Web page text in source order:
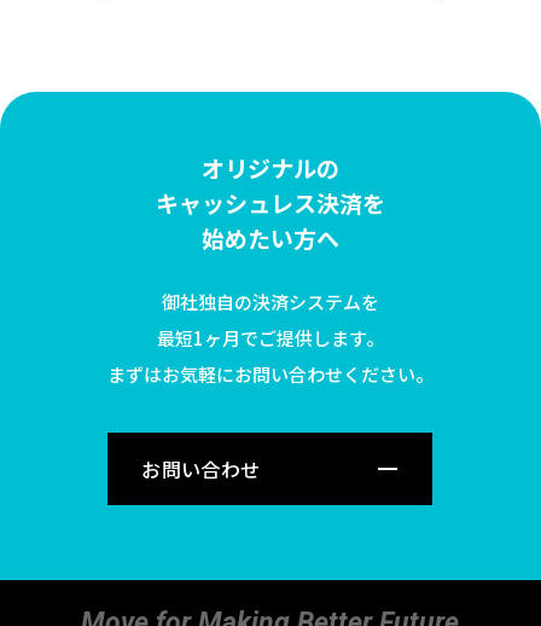
オリジナルの
キャッシュレス決済を
始めたい方へ
御社独自の決済システムを
最短1ヶ月でご提供します。
まずはお気軽にお問い合わせください。
お問い合わせ